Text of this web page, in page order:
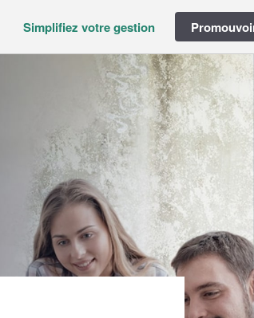
Simplifiez votre gestion